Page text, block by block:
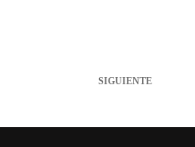
SIGUIENTE